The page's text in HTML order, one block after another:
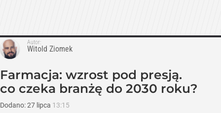
Autor:
Witold Ziomek
Farmacja: wzrost pod presją.
co czeka branżę do 2030 roku?
Dodano:27 lipca 13:15